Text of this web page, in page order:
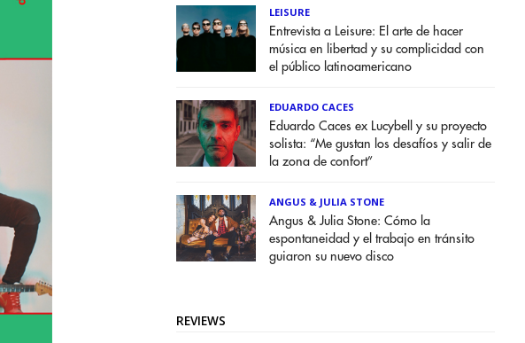
LEISURE
Entrevista a Leisure: El arte de hacer
música en libertad y su complicidad con
el público latinoamericano
EDUARDO CACES
Eduardo Caces ex Lucybell y su proyecto
solista: “Me gustan los desafíos y salir de
la zona de confort”
ANGUS & JULIA STONE
Angus & Julia Stone: Cómo la
espontaneidad y el trabajo en tránsito
guiaron su nuevo disco
REVIEWS